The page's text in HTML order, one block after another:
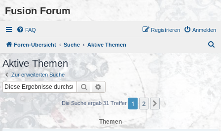
Fusion Forum
FAQ Anmelden
Registrieren
Foren-Übersicht Suche Aktive Themen
Aktive Themen
Zur erweiterten Suche
Suche Erweiterte Suche
Die Suche ergab 31 Treffer 1 2 Nächste
Themen